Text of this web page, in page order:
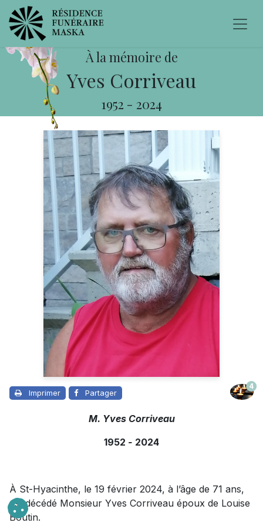
À la mémoire de
Yves Corriveau
1952 - 2024
Imprimer Partager
4
M. Yves Corriveau
1952 - 2024
À St-Hyacinthe, le 19 février 2024, à l’âge de 71 ans,
est décédé Monsieur Yves Corriveau époux de Louise
Boutin.